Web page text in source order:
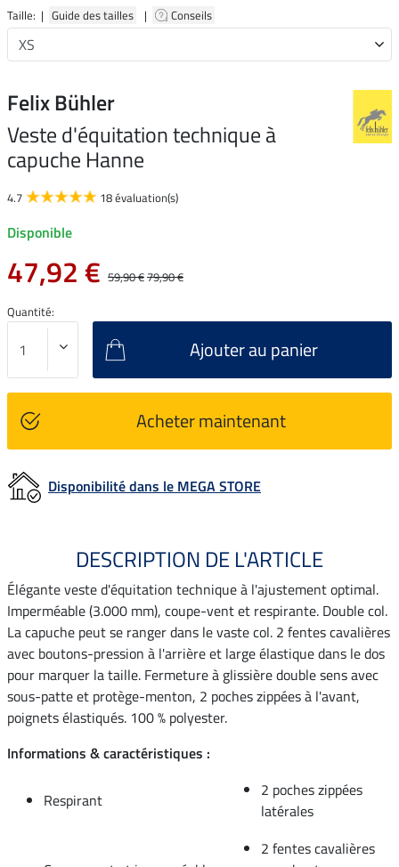
Taille: | Guide des tailles | Conseils
Felix Bühler
Veste d'équitation technique à
capuche Hanne
4.7 18 évaluation(s)
Disponible
47,92 € 59,90 €79,90 €
Quantité:
Ajouter au panier
Acheter maintenant
Disponibilité dans le MEGA STORE
DESCRIPTION DE L'ARTICLE
Élégante veste d'équitation technique à l'ajustement optimal.
Imperméable (3.000 mm), coupe-vent et respirante. Double col.
La capuche peut se ranger dans le vaste col. 2 fentes cavalières
avec boutons-pression à l'arrière et large élastique dans le dos
pour marquer la taille. Fermeture à glissière double sens avec
sous-patte et protège-menton, 2 poches zippées à l'avant,
poignets élastiqués. 100 % polyester.
Informations & caractéristiques :
Respirant
2 poches zippées
latérales
2 fentes cavalières